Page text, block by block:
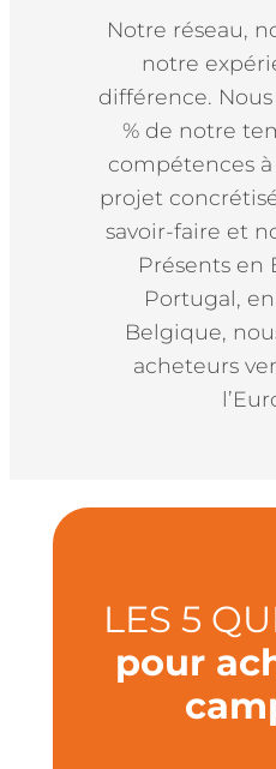
Notre réseau,
notre
différence.
% de notre
compétences à
projet
savoir-faire et
Présents en
Portugal,
Belgique,
acheteurs
LES 5
pour